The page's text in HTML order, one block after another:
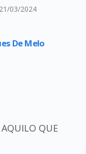
03/2024
De Melo
QUE